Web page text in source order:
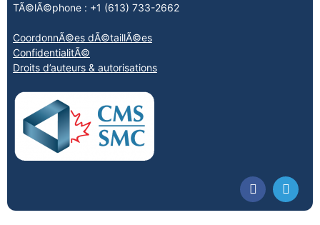
TÃ©lÃ©phone : +1 (613) 733-2662
CoordonnÃ©es dÃ©taillÃ©es
ConfidentialitÃ©
Droits d’auteurs & autorisations